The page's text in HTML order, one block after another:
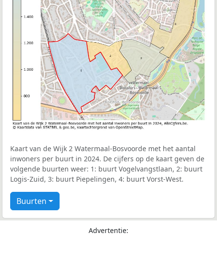
Kaart van de Wijk 2 Watermaal-Bosvoorde met het aantal
inwoners per buurt in 2024. De cijfers op de kaart geven de
volgende buurten weer: 1: buurt Vogelvangstlaan, 2: buurt
Logis-Zuid, 3: buurt Piepelingen, 4: buurt Vorst-West.
Buurten
Advertentie: